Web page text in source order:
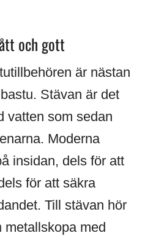
och gott
är nästan
Stävan är det
vatten som sedan
Moderna
insidan, dels för att
för att säkra
Till stävan hör
metallskopa med